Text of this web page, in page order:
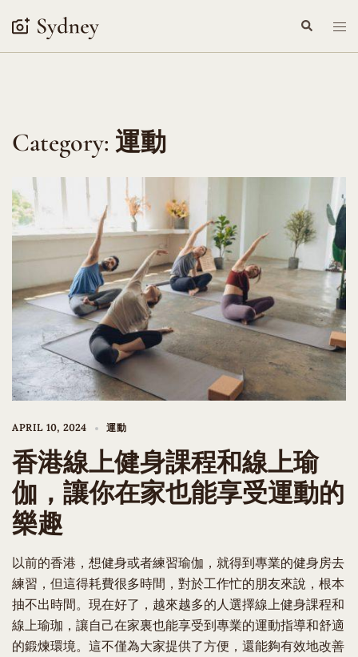
content
Search
Category: 運動
APRIL 10, 2024 運動
香港線上健身課程和線上瑜
伽，讓你在家也能享受運動的
樂趣
以前的香港，想健身或者練習瑜伽，就得到專業的健身房去
練習，但這得耗費很多時間，對於工作忙的朋友來說，根本
抽不出時間。現在好了，越來越多的人選擇線上健身課程和
線上瑜珈，讓自己在家裏也能享受到專業的運動指導和舒適
的鍛煉環境。這不僅為大家提供了方便，還能夠有效地改善